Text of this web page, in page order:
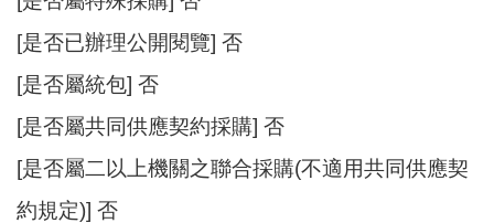
[是否已辦理公開閱覽] 否
[是否屬統包] 否
[是否屬共同供應契約採購] 否
[是否屬二以上機關之聯合採購(不適用共同供應契
約規定)] 否